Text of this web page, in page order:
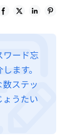
ワード忘
ます。
ステッ
うたい